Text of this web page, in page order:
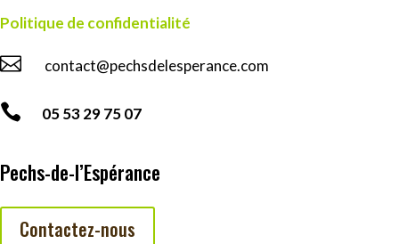
Politique de confidentialité
 contact@pechsdelesperance.com
 05 53 29 75 07
Pechs-de-l’Espérance
Contactez-nous